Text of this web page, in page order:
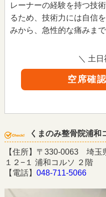
レーナーの経験を持つ技
るため、技術力には自信
みから、急性的な痛みま
＼ 土
空席確
くまのみ整骨院浦和
【住所】〒330-0063 埼玉
１２−１ 浦和コルソ ２階
【電話】 048-711-5066